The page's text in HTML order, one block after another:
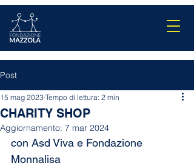
Post
CHARITY SHOP
15 mag 2023 Tempo di lettura: 2 min
Aggiornamento: 7 mar 2024
con Asd Viva e Fondazione
Monnalisa